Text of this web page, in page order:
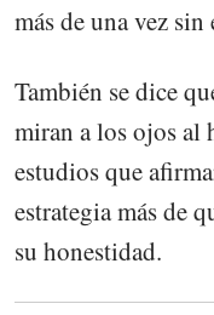
más de una vez
También se dice
miran a los ojos al
estudios que
estrategia más de
su honestidad.